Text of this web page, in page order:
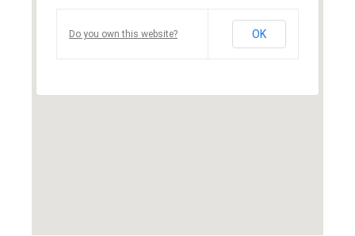
Do you own this website? OK